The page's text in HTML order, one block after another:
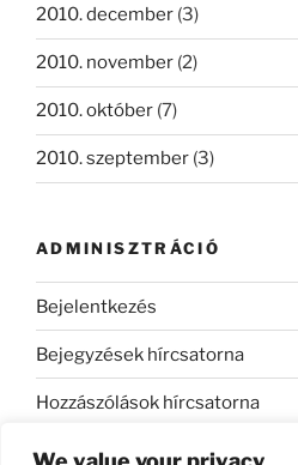
2010. december (3)
2010. november (2)
2010. október (7)
2010. szeptember (3)
ADMINISZTRÁCIÓ
Bejelentkezés
Bejegyzések hírcsatorna
Hozzászólások hírcsatorna
WordPress Magyarország